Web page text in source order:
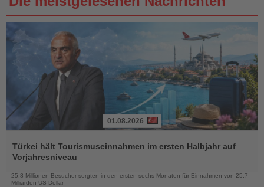
Sie
die
Nachrichten
01.08.2026
Türkei hält Tourismuseinnahmen im ersten Halbjahr auf
Vorjahresniveau
25,8 Millionen Besucher sorgten in den ersten sechs Monaten für Einnahmen von 25,7
Milliarden US-Dollar